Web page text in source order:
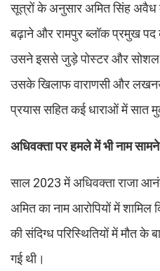
सूत्रों के अनुसार अमित सिंह अवैध
बढ़ाने और रामपुर ब्लॉक प्रमुख पद
उसने इससे जुड़े पोस्टर और सोशल
उसके खिलाफ वाराणसी और
प्रयास सहित कई धाराओं में सात
अधिवक्ता पर हमले में भी नाम
साल 2023 में अधिवक्ता राजा
अमित का नाम आरोपियों में शामिल
की संदिग्ध परिस्थितियों में मौत के
गई थी।